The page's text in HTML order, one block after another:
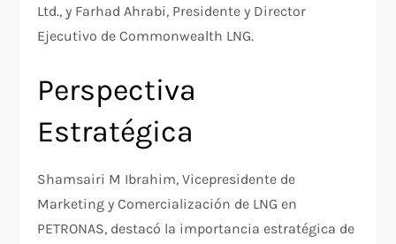
Ltd., y Farhad Ahrabi, Presidente y Director
Ejecutivo de Commonwealth LNG.
Perspectiva
Estratégica
Shamsairi M Ibrahim, Vicepresidente de
Marketing y Comercialización de LNG en
PETRONAS, destacó la importancia estratégica de